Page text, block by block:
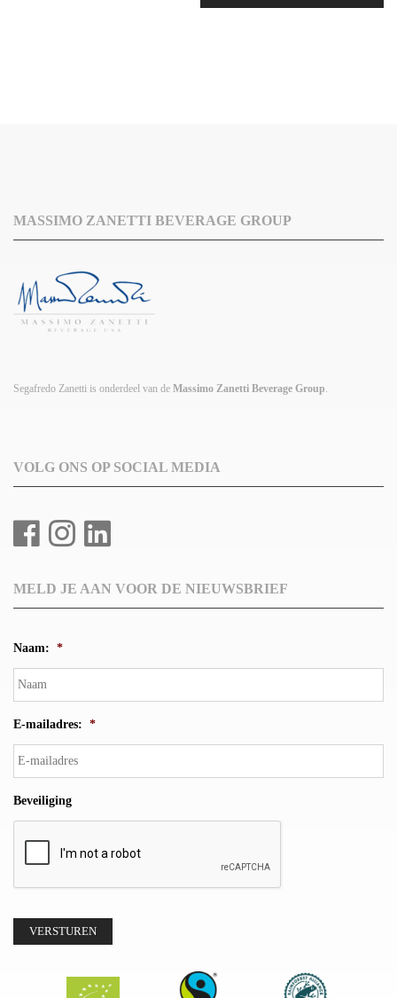
MASSIMO ZANETTI BEVERAGE GROUP
Segafredo Zanetti is onderdeel van de Massimo Zanetti Beverage Group.
VOLG ONS OP SOCIAL MEDIA
MELD JE AAN VOOR DE NIEUWSBRIEF
Naam: *
E-mailadres: *
Beveiliging
VERSTUREN